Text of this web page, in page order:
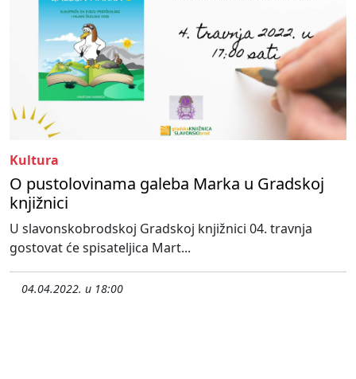
Kultura
O pustolovinama galeba Marka u Gradskoj
knjižnici
U slavonskobrodskoj Gradskoj knjižnici 04. travnja
gostovat će spisateljica Mart...
04.04.2022. u 18:00